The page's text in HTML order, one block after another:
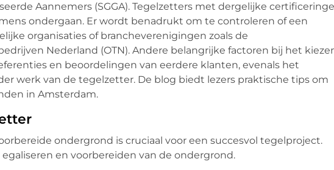
Aannemers (SGGA). Tegelzetters met dergelijke
ondergaan. Er wordt benadrukt om te controleren of een
organisaties of brancheverenigingen zoals de
Nederland (OTN). Andere belangrijke factoren bij het
en beoordelingen van eerdere klanten, evenals het
werk van de tegelzetter. De blog biedt lezers praktische tips om
in Amsterdam.
ondergrond is cruciaal voor een succesvol tegelproject.
en voorbereiden van de ondergrond.